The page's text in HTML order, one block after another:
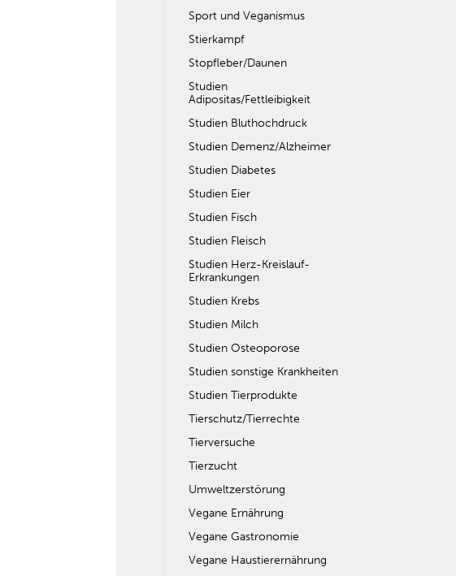
Sport und Veganismus
Stierkampf
Stopfleber/Daunen
Studien
Adipositas/Fettleibigkeit
Studien Bluthochdruck
Studien Demenz/Alzheimer
Studien Diabetes
Studien Eier
Studien Fisch
Studien Fleisch
Studien Herz-Kreislauf-
Erkrankungen
Studien Krebs
Studien Milch
Studien Osteoporose
Studien sonstige Krankheiten
Studien Tierprodukte
Tierschutz/Tierrechte
Tierversuche
Tierzucht
Umweltzerstörung
Vegane Ernährung
Vegane Gastronomie
Vegane Haustierernährung